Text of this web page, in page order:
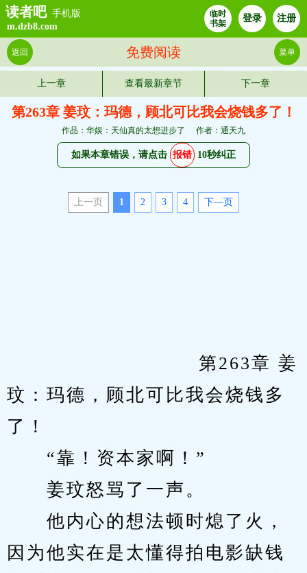
读者吧 手机版
m.dzb8.com
临时
书架
登录 注册
免费阅读
返回 菜单
上一章 查看最新章节 下一章
第263章 姜玟：玛德，顾北可比我会烧钱多了！
作品：华娱：天仙真的太想进步了 作者：通天九
如果本章错误，请点击 报错 10秒纠正
上一页 1 2 3 4 下—页
玟：玛德，顾北可比我会烧钱多
了！
“靠！资本家啊！”
姜玟怒骂了一声。
他内心的想法顿时熄了火，
因为他实在是太懂得拍电影缺钱